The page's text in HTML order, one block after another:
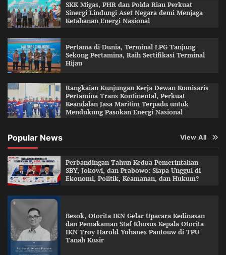
SKK Migas, PHR dan Polda Riau Perkuat
Sinergi Lindungi Aset Negara demi Menjaga
Ketahanan Energi Nasional
Pertama di Dunia, Terminal LPG Tanjung
Sekong Pertamina, Raih Sertifikasi Terminal
Hijau
Rangkaian Kunjungan Kerja Dewan Komisaris
Pertamina Trans Kontinental, Perkuat
Keandalan Jasa Maritim Terpadu untuk
Mendukung Pasokan Energi Nasional
Popular News View All
Perbandingan Tahun Kedua Pemerintahan
SBY, Jokowi, dan Prabowo: Siapa Unggul di
Ekonomi, Politik, Keamanan, dan Hukum?
Besok, Otorita IKN Gelar Upacara Kedinasan
dan Pemakaman Staf Khusus Kepala Otorita
IKN Troy Harold Yohanes Pantouw di TPU
Tanah Kusir